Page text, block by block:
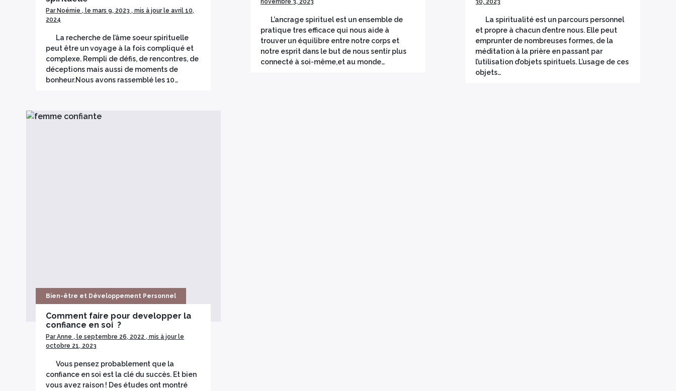
Par Noémie , le mars 9, 2023 , mis à jour le avril 10,
2024
La recherche de l’âme soeur spirituelle
peut être un voyage à la fois compliqué et
complexe. Rempli de défis, de rencontres, de
déceptions mais aussi de moments de
bonheur.Nous avons rassemblé les 10…
novembre 3, 2023
L’ancrage spirituel est un ensemble de
pratique tres efficace qui nous aide à
trouver un équilibre entre notre corps et
notre esprit dans le but de nous sentir plus
connecté à soi-même,et au monde…
30, 2023
La spiritualité est un parcours personnel
et propre à chacun d’entre nous. Elle peut
emprunter de nombreuses formes, de la
méditation à la prière en passant par
l’utilisation d’objets spirituels. L’usage de ces
objets…
Bien-être et Développement Personnel
Comment faire pour developper la
confiance en soi ?
Par Anne , le septembre 26, 2022 , mis à jour le
octobre 21, 2023
Vous pensez probablement que la
confiance en soi est la clé du succès. Et bien
vous avez raison ! Des études ont montré